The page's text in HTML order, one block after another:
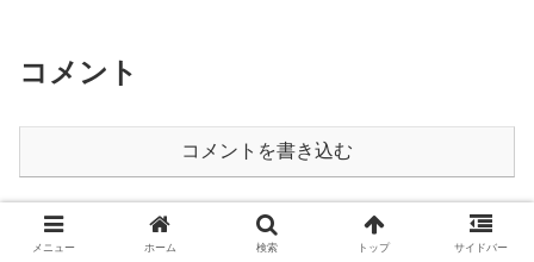
コメント
コメントを書き込む
このサイトはスパムを低減するために Akismet を使って
います。
コメントデータの処理方法の詳細はこちらをご覧
メニュー ホーム 検索 トップ サイドバー